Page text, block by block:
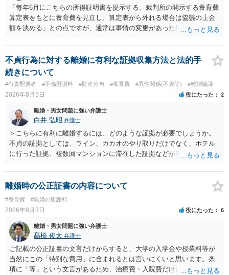
「毎年6月にこちらの所得証明書を提示する。裁判所の開示する養育費
算定表をもとに養育費を見直し、算定表から外れる場合は協議の上金
額を決める」との点ですが、通常は事情の変更があった場合に変更し
来なかった事情の変更により双方協議の上増減出来る」と「通知義務
に勤務先」が含まれているので、私に収入が入った事は相手に通知が
行く事になり、上記のような文言が無くても養育費の見直しは適宜出
来るかと思うのですが違うのでしょうか？との点はそのとおりかと思
います。養育費は事情の変更があった場合に変更するので毎年見直す
ことはあまりないです。ご参考にしてください。
不貞行為に対する離婚に有利な証拠収集方法と法的手
続きについて
#有責配偶者 #不倫慰謝料 #財産分与 #養育費 #異性関係(不貞等) #離婚協議
2026年8月5日 役にたった 2
離婚・男女問題に強い弁護士
白井 弘昭 弁護士
＞こちらに有利に離婚するには、どのような証拠が必要でしょうか。
不貞の証拠としては、ライン、カカオのやり取りだけでなく、ホテル
に行った証拠、複数回マンションに滞在した証拠などが有効です。 不
婚する、慰謝料をとるなど）ことができると思われます。 ただし、不
貞発覚後、長期間同居を続けると、不貞を許したとの評価につながる
離婚時の公正証書の内容について
#養育費 #離婚の慰謝料
2026年8月3日 役にたった 6
離婚・男女問題に強い弁護士
髙橋 俊太 弁護士
ご記載の公正証書の文言だけからすると、大学の入学金や授業料等が
当然にこの「特別な費用」に含まれるとは言いにくいと思います。条
項に「等」という文言があるため、治療費・入院費だけに限定される